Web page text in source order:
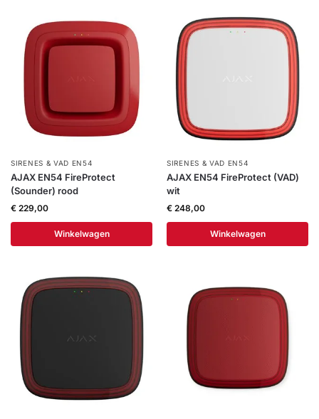
Help &
service
SIRENES & VAD EN54
AJAX EN54 FireProtect
(Sounder) rood
€ 229,00
Winkelwagen
SIRENES & VAD EN54
AJAX EN54 FireProtect (VAD)
wit
€ 248,00
Winkelwagen